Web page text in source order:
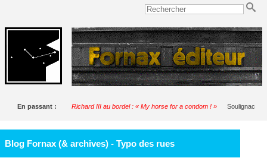
En passant : Richard III au bordel : « My horse for a condom ! » Soulignac
Blog Fornax (& archives) - Typo des rues